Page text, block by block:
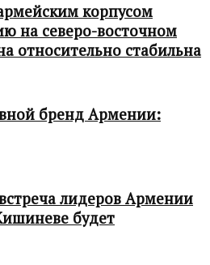
корпусом
на северо-восточном
относительно стабильна
бренд Армении:
лидеров Армении
будет